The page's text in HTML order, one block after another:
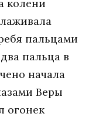
колени
пальцами
пальца в
начала
Веры
огонек